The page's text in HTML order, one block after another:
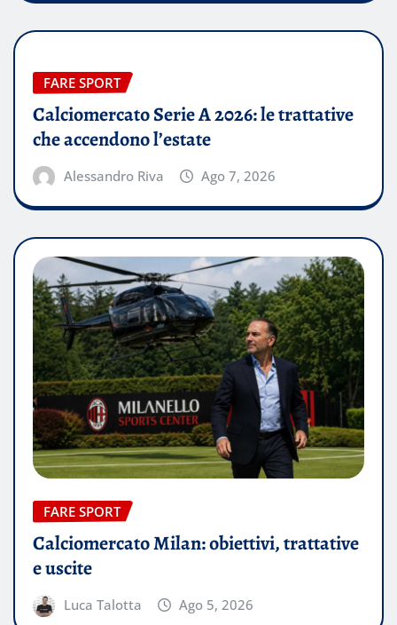
FARE SPORT
Calciomercato Serie A 2026: le trattative
che accendono l’estate
Alessandro Riva Ago 7, 2026
FARE SPORT
Calciomercato Milan: obiettivi, trattative
e uscite
Luca Talotta Ago 5, 2026